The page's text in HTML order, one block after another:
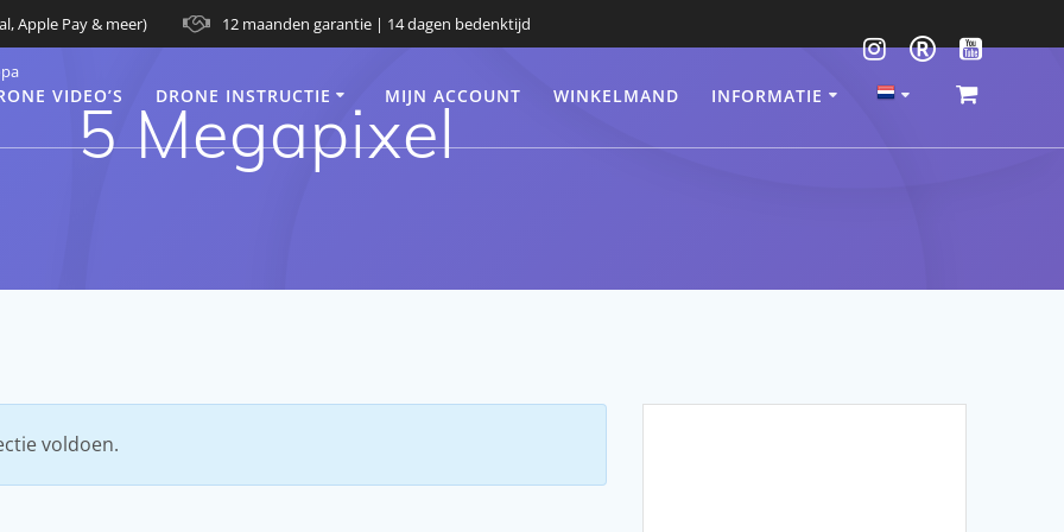
Apple Pay & meer) 12 maanden garantie | 14 dagen bedenktijd
VIDEO’S DRONE INSTRUCTIE MIJN ACCOUNT WINKELMAND INFORMATIE
5 Megapixel
voldoen.